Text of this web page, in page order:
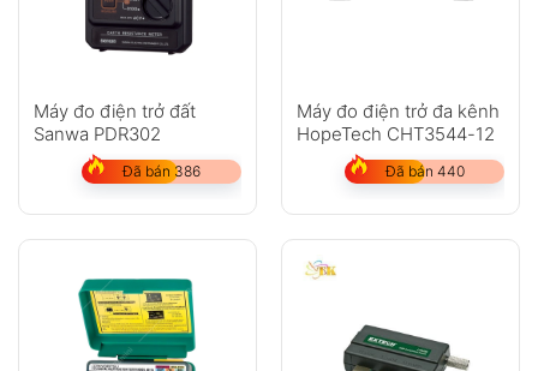
Máy đo điện trở đất
Sanwa PDR302
Đã bán 386
Máy đo điện trở đa kênh
HopeTech CHT3544-12
Đã bán 440